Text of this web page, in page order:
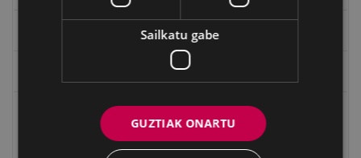
Eibarko Idazlanen Datu-basea
Sailkatu gabe
GUZTIAK ONARTU